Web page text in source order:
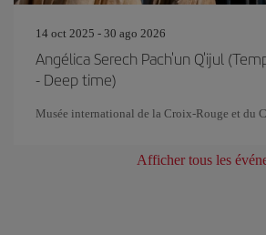
14 oct 2025 - 30 ago 2026
Angélica Serech Pach'un Q'ijul
- Deep time)
Musée international de la Croix-Rouge et du
Afficher tous les